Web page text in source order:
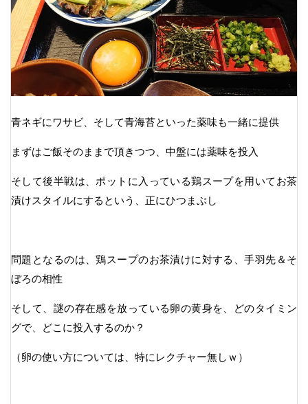
青ネギにワサビ、そして青海苔といった薬味も一緒に提供
まずはご飯そのままで頂きつつ、中盤には薬味を投入
そして後半戦は、ポットに入っている鶏スープを用いてお茶
漬けスタイルにするという、正にひつまぶし
問題となるのは、鶏スープのお茶漬けに対する、手羽先＆そ
ぼろの相性
そして、謎の存在感を放っている卵の黄身を、どのタイミン
グで、どこに投入するのか？
（卵の使い方については、特にレクチャー無しｗ）